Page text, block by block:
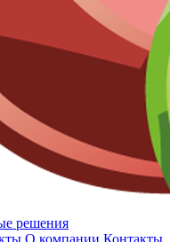
решения
О компании Контакты